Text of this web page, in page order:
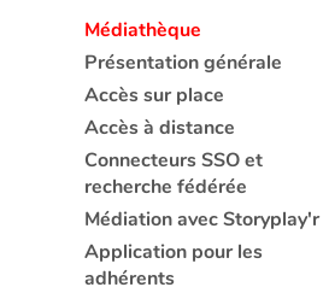
Médiathèque
Présentation générale
Accès sur place
Accès à distance
Connecteurs SSO et
recherche fédérée
Médiation avec Storyplay'r
Application pour les
adhérents